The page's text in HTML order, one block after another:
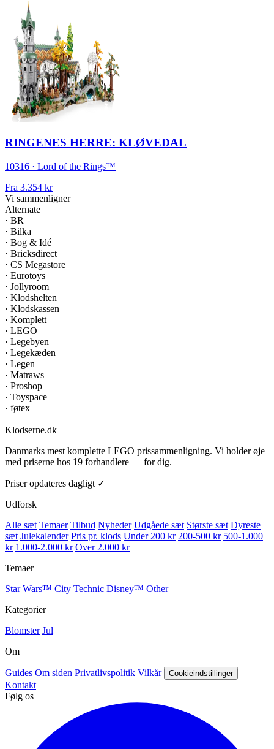
RINGENES HERRE: KLØVEDAL
10316 · Lord of the Rings™
Fra 3.354 kr
Vi sammenligner
Alternate
· BR
· Bilka
· Bog & Idé
· Bricksdirect
· CS Megastore
· Eurotoys
· Jollyroom
· Klodshelten
· Klodskassen
· Komplett
· LEGO
· Legebyen
· Legekæden
· Legen
· Matraws
· Proshop
· Toyspace
· føtex
Klodserne.dk
Danmarks mest komplette LEGO prissammenligning. Vi holder øje
med priserne hos 19 forhandlere — for dig.
Priser opdateres dagligt ✓
Udforsk
Alle sæt Temaer Tilbud Nyheder Udgåede sæt Største sæt Dyreste
sæt Julekalender Pris pr. klods Under 200 kr 200-500 kr 500-1.000
kr 1.000-2.000 kr Over 2.000 kr
Temaer
Star Wars™ City Technic Disney™ Other
Kategorier
Blomster Jul
Om
Guides Om siden Privatlivspolitik Vilkår Cookieindstillinger
Kontakt
Følg os